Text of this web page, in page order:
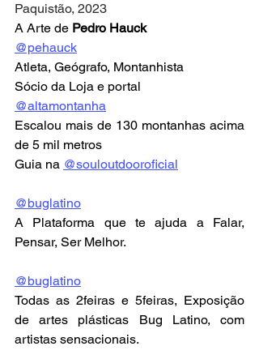
Paquistão, 2023
A Arte de Pedro Hauck
@pehauck
Atleta, Geógrafo, Montanhista
Sócio da Loja e portal
@altamontanha
Escalou mais de 130 montanhas acima
de 5 mil metros
Guia na @souloutdooroficial
@buglatino
A Plataforma que te ajuda a Falar,
Pensar, Ser Melhor.
@buglatino
Todas as 2feiras e 5feiras, Exposição
de artes plásticas Bug Latino, com
artistas sensacionais.